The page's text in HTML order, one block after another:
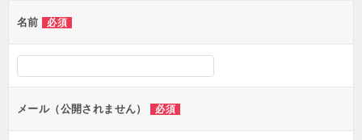
ー
シ
ョ
ン
名前 必須
メール（公開されません） 必須